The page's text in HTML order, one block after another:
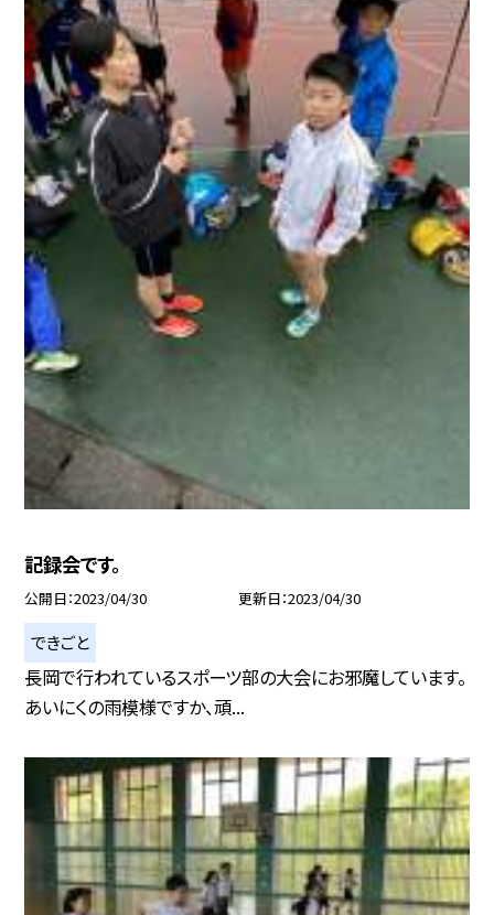
記録会です。
公開日 2023/04/30 更新日 2023/04/30
できごと
長岡で行われているスポーツ部の大会にお邪魔しています。
あいにくの雨模様ですか、頑...